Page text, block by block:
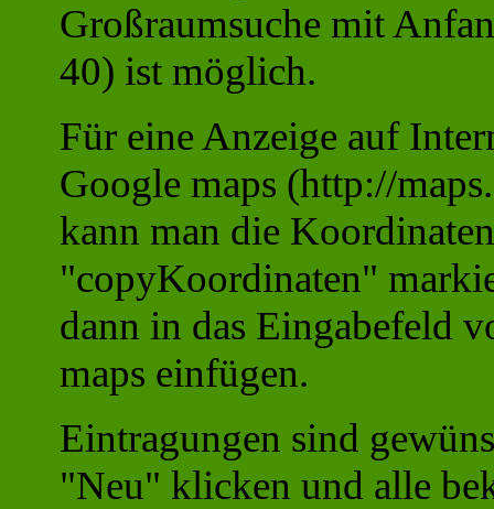
Großraumsuche mit
40) ist möglich.
Für eine Anzeige auf
Google maps (http://
kann man die
"copyKoordinaten"
dann in das Eingabefeld
maps einfügen.
Eintragungen sind
"Neu" klicken und alle